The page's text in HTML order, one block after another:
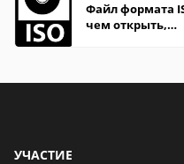
Файл формата
чем открыть,
УЧАСТИЕ